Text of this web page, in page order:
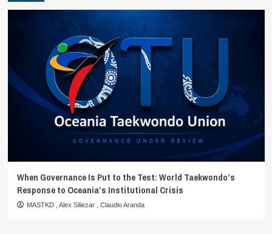
When Governance Is Put to the Test: World Taekwondo’s
Response to Oceania’s Institutional Crisis
MASTKD Alex Siliezar Claudio Aranda